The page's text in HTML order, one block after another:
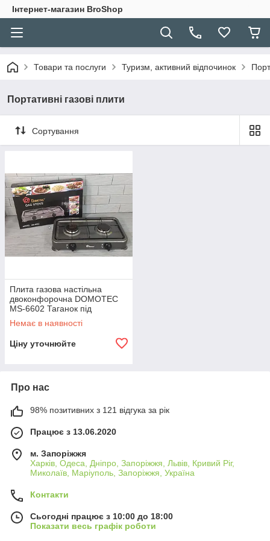
Інтернет-магазин BroShop
Товари та послуги Туризм, активний відпочинок
Портативні газові плити
Сортування
Плита газова настільна
двоконфорочна DOMOTEC
MS-6602 Таганок під
балонний газ для будинку
дачі B_1496
Немає в наявності
Ціну уточнюйте
Про нас
98% позитивних з 121 відгука за рік
Працює з 13.06.2020
м. Запоріжжя
Харків, Одеса, Дніпро, Запоріжжя, Львів, Кривий Ріг,
Миколаїв, Маріуполь, Запоріжжя, Україна
Контакти
Сьогодні працює з 10:00 до 18:00
Показати весь графік роботи